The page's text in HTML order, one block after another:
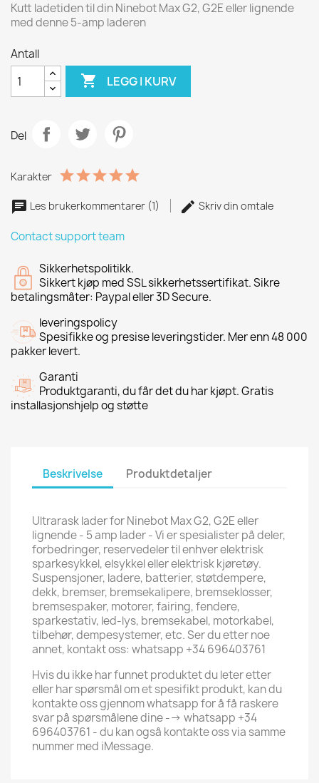
Kutt ladetiden til din Ninebot Max G2, G2E eller lignende
med denne 5-amp laderen
Antall
 LEGG I KURV
Del
Karakter
Les brukerkommentarer (1) Skriv din omtale
Contact support team
Sikkerhetspolitikk.
Sikkert kjøp med SSL sikkerhetssertifikat. Sikre
betalingsmåter: Paypal eller 3D Secure.
leveringspolicy
Spesifikke og presise leveringstider. Mer enn 48 000
pakker levert.
Garanti
Produktgaranti, du får det du har kjøpt. Gratis
installasjonshjelp og støtte
Beskrivelse Produktdetaljer
Ultrarask lader for Ninebot Max G2, G2E eller
lignende - 5 amp lader - Vi er spesialister på deler,
forbedringer, reservedeler til enhver elektrisk
sparkesykkel, elsykkel eller elektrisk kjøretøy.
Suspensjoner, ladere, batterier, støtdempere,
dekk, bremser, bremsekalipere, bremseklosser,
bremsespaker, motorer, fairing, fendere,
sparkestativ, led-lys, bremsekabel, motorkabel,
tilbehør, dempesystemer, etc. Ser du etter noe
annet, kontakt oss: whatsapp +34 696403761
Hvis du ikke har funnet produktet du leter etter
eller har spørsmål om et spesifikt produkt, kan du
kontakte oss gjennom whatsapp for å få raskere
svar på spørsmålene dine --> whatsapp +34
696403761 - du kan også kontakte oss via samme
nummer med iMessage.